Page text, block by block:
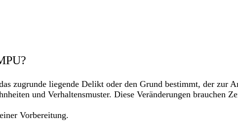
zugrunde liegende Delikt oder den Grund bestimmt, der zur
und Verhaltensmuster. Diese Veränderungen brauchen
Vorbereitung.